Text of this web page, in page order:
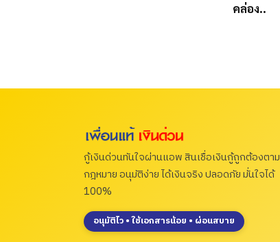
คล่อง..
กู้เงินด่วนทันใจผ่านแอพ สินเชื่อเงินกู้ถูกต้องตาม
กฎหมาย อนุมัติง่าย ได้เงินจริง ปลอดภัย มั่นใจได้
100%
อนุมัติไว • ใช้เอกสารน้อย • ผ่อนสบาย